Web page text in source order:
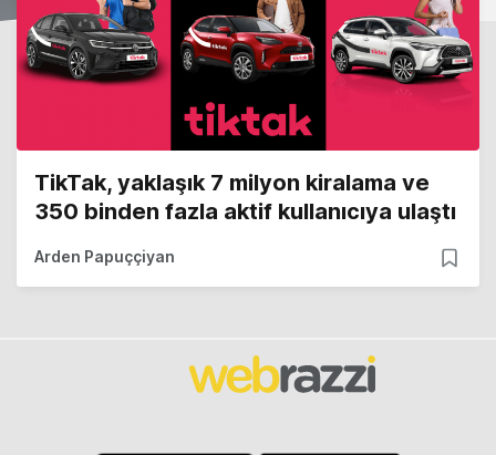
TikTak, yaklaşık 7 milyon kiralama ve
350 binden fazla aktif kullanıcıya ulaştı
Arden Papuççiyan